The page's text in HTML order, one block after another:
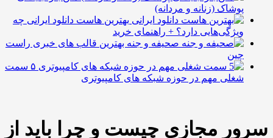
(زنانه و مردانه)
بهترین هاست دانلود ایرانی چه
دارد؟ + راهنمای خرید
صحیفه و جنه بهترین قالب های خبری راست
۵ سمت
مهم در حوزه شبکه های کامپیوتری
مجازی چیست و چرا باید از